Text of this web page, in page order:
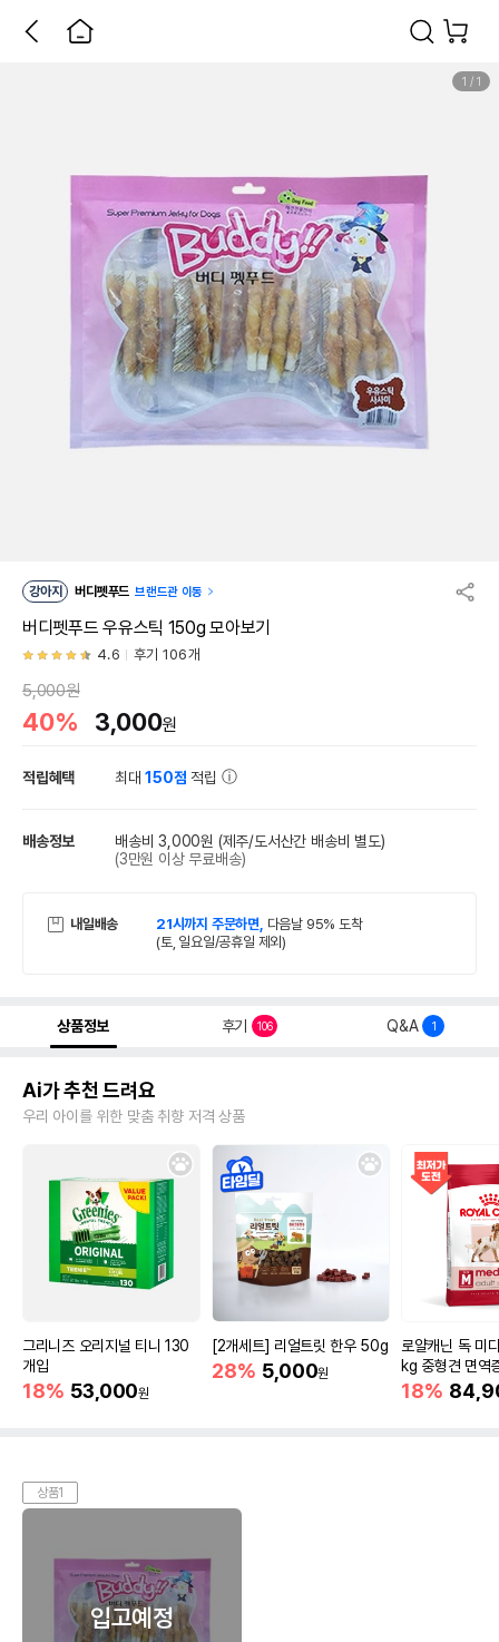
1 / 1
강아지 버디펫푸드 브랜드관 이동
버디펫푸드 우유스틱 150g 모아보기
4.6 후기 106개
5,000원
40% 3,000원
적립혜택 최대150점 적립
배송정보 배송비 3,000원 (제주/도서산간 배송비 별도)
(3만원 이상 무료배송)
내일배송 21시까지 주문하면, 다음날 95% 도착
(토, 일요일/공휴일 제외)
상품정보 후기 106 Q&A 1
Ai가 추천 드려요
우리 아이를 위한 맞춤 취향 저격 상품
그리니즈 오리지널 티니 130
개입
18% 53,000원
[2개세트] 리얼트릿 한우 50g
28% 5,000원
로얄캐닌 독 미
kg 중형견 면역
18%
상품1
입고예정